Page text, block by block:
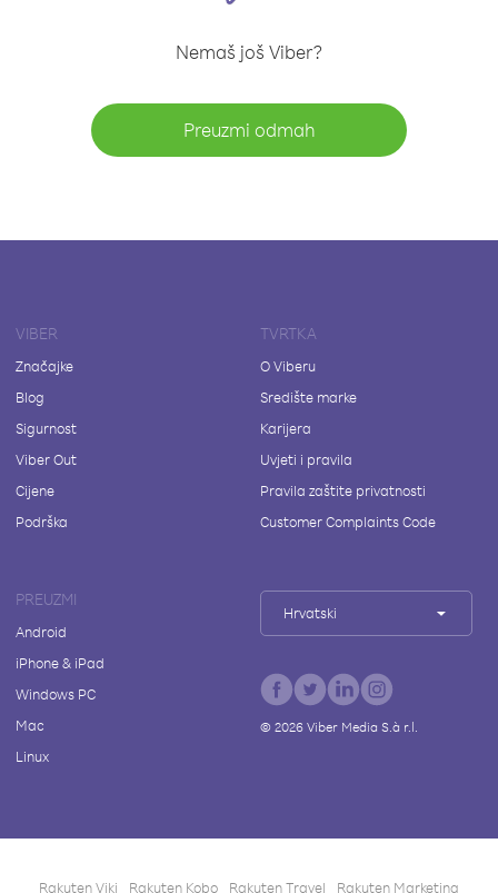
Nemaš još Viber?
Preuzmi odmah
VIBER
Značajke
Blog
Sigurnost
Viber Out
Cijene
Podrška
TVRTKA
O Viberu
Središte marke
Karijera
Uvjeti i pravila
Pravila zaštite privatnosti
Customer Complaints Code
PREUZMI
Android
iPhone & iPad
Windows PC
Mac
Linux
Hrvatski
© 2026Viber Media S.à r.l.
Rakuten Viki Rakuten Kobo Rakuten Travel Rakuten Marketing